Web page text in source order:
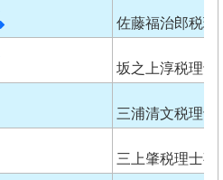
佐藤福治郎税理
坂之上淳税理士
三浦清文税理士
三上肇税理士事